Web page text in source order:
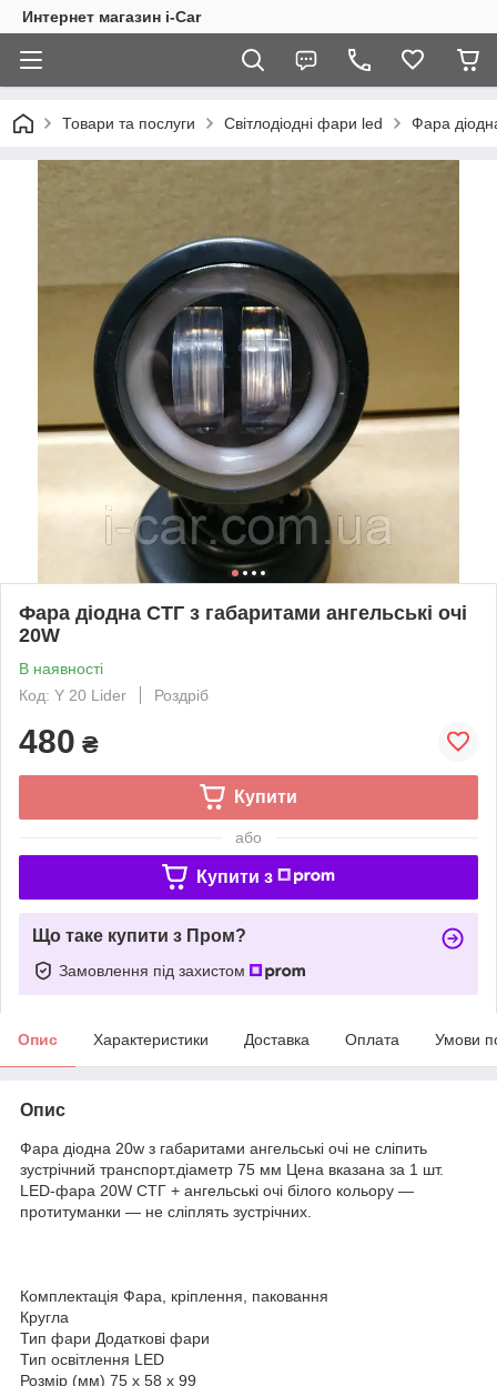
Интернет магазин i-Car
Товари та послуги Світлодіодні фари led Фара
Фара діодна СТГ з габаритами ангельські очі
20W
В наявності
Код: Y 20 Lider
Роздріб
480 ₴
Купити
або
Купити з
Що таке купити з Пром?
Замовлення під захистом
Опис Характеристики Доставка Оплата Умови
Опис
Фара діодна 20w з габаритами ангельські очі не сліпить
зустрічний транспорт.діаметр 75 мм Цена вказана за 1 шт.
LED-фара 20W СТГ + ангельські очі білого кольору —
протитуманки — не сліплять зустрічних.
Комплектація Фара, кріплення, паковання
Кругла
Тип фари Додаткові фари
Тип освітлення LED
Розмір (мм) 75 х 58 х 99